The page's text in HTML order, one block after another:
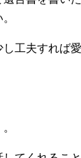
工夫すれば